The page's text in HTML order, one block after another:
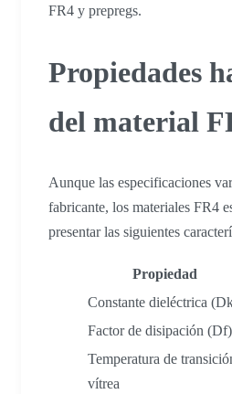
FR4 y prepregs.
Propiedades
del material
Aunque las especificaciones
fabricante, los materiales FR4
presentar las siguientes
Propiedad
Constante dieléctrica
Factor de disipación (Df)
Temperatura de
vítrea